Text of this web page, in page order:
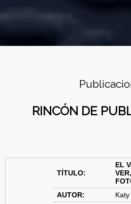
d
RINCÓN DE
TÍTULO:
EL
AUTOR: